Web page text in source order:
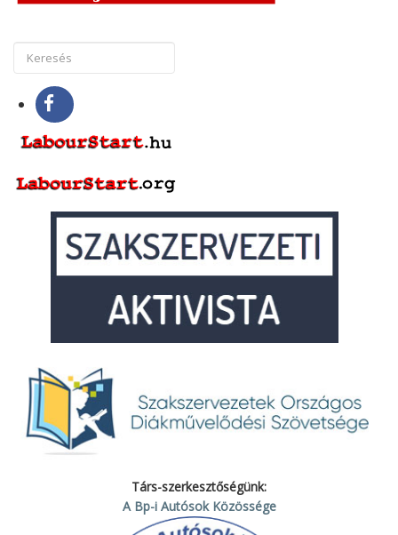
Társ-szerkesztőségünk:
A Bp-i Autósok Közössége